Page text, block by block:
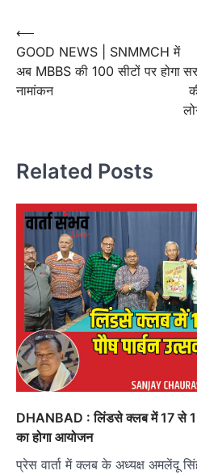
Post
navigation
⟵
GOOD NEWS | SNMMCH में
अब MBBS की 100 सीटों पर होगा
नामांकन
Related Posts
DHANBAD : लिंडसे क्लब में 17 से 19
का होगा आयोजन
प्रेस वार्ता में क्लब के अध्यक्ष अमलेंदू